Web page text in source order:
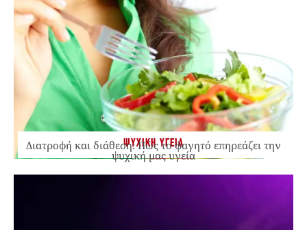
ΨΥΧΙΚΗ ΥΓΕΙΑ
Διατροφή και διάθεση: Πώς το φαγητό επηρεάζει την
ψυχική μας υγεία